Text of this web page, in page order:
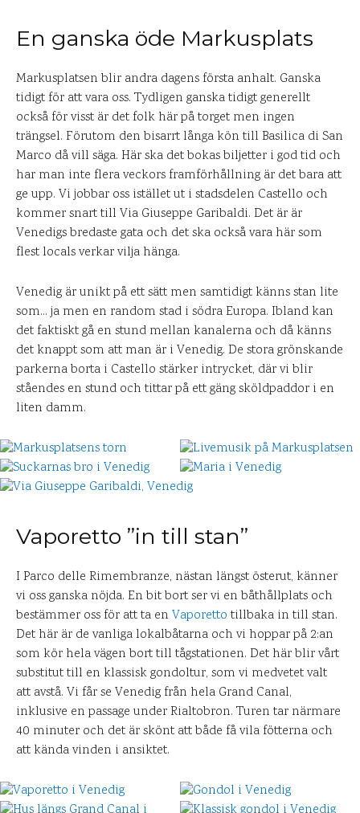
En ganska öde Markusplats
Markusplatsen blir andra dagens första anhalt. Ganska
tidigt för att vara oss. Tydligen ganska tidigt generellt
också för visst är det folk här på torget men ingen
trängsel. Förutom den bisarrt långa kön till Basilica di San
Marco då vill säga. Här ska det bokas biljetter i god tid och
har man inte flera veckors framförhållning är det bara att
ge upp. Vi jobbar oss istället ut i stadsdelen Castello och
kommer snart till Via Giuseppe Garibaldi. Det är är
Venedigs bredaste gata och det ska också vara här som
flest locals verkar vilja hänga.
Venedig är unikt på ett sätt men samtidigt känns stan lite
som… ja men en random stad i södra Europa. Ibland kan
det faktiskt gå en stund mellan kanalerna och då känns
det knappt som att man är i Venedig. De stora grönskande
parkerna borta i Castello stärker intrycket, där vi blir
ståendes en stund och tittar på ett gäng sköldpaddor i en
liten damm.
Vaporetto ”in till stan”
I Parco delle Rimembranze, nästan längst österut, känner
vi oss ganska nöjda. En bit bort ser vi en båthållplats och
bestämmer oss för att ta en Vaporetto tillbaka in till stan.
Det här är de vanliga lokalbåtarna och vi hoppar på 2:an
som kör hela vägen bort till tågstationen. Det här blir vårt
substitut till en klassisk gondoltur, som vi medvetet valt
att avstå. Vi får se Venedig från hela Grand Canal,
inklusive en passage under Rialtobron. Turen tar närmare
40 minuter och det är skönt att både få vila fötterna och
att kända vinden i ansiktet.